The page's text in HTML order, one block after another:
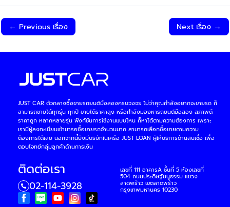
← Previous เรื่อง Next เรื่อง →
JUST CAR ตัวกลางซื้อขายรถยนต์มือสองครบวงจร ไม่ว่าคุณกำลังอยากจะขายรถ ก็
สามารถขายได้ทุกรุ่น ทุกปี ขายได้ราคาสูง หรือกำลังมองหารถยนต์มือสอง สภาพดี
ราคาถูก หลากหลายรุ่น ฟังก์ชันการใช้งานแบบไหน ก็หาได้ตามความต้องการ เพราะ
เรามีผู้ลงทะเบียนเข้ามารอซื้อขายรถจำนวนมาก สามารถเลือกซื้อขายตามความ
ต้องการได้เลย นอกจากนี้ยังมีบริษัทในเครือ JUST LOAN ผูัให้บริการด้านสินเชื่อ เพื่อ
ตอบโจทย์กลุ่มลูกค้าด้านการเงิน
ติดต่อเรา
02-114-3928
Y I
เลขที่ 111 อาคารA ชั้นที่ 5 ห้องเลขที่
504 ถนนประดิษฐ์มนูธรรม แขวง
ลาดพร้าว เขตลาดพร้าว
กรุงเทพมหานคร 10230